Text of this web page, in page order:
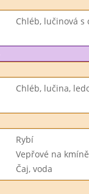
Chléb, lučinová
Chléb, lučina,
Rybí
Vepřové na
Čaj, voda